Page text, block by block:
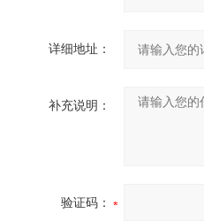
详细地址：
补充说明：
验证码：